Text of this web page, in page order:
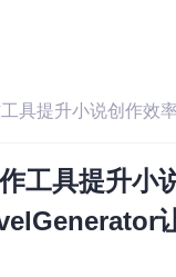
工具提升小